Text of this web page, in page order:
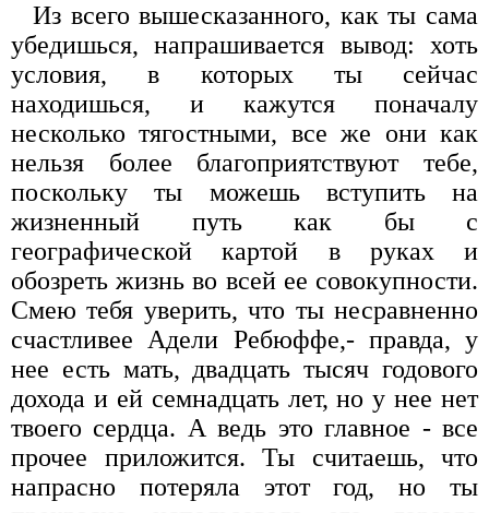
Из всего вышесказанного, как ты сама
убедишься, напрашивается вывод: хоть
условия, в которых ты сейчас
находишься, и кажутся поначалу
несколько тягостными, все же они как
нельзя более благоприятствуют тебе,
поскольку ты можешь вступить на
жизненный путь как бы с
географической картой в руках и
обозреть жизнь во всей ее совокупности.
Смею тебя уверить, что ты несравненно
счастливее Адели Ребюффе,- правда, у
нее есть мать, двадцать тысяч годового
дохода и ей семнадцать лет, но у нее нет
твоего сердца. А ведь это главное - все
прочее приложится. Ты считаешь, что
напрасно потеряла этот год, но ты